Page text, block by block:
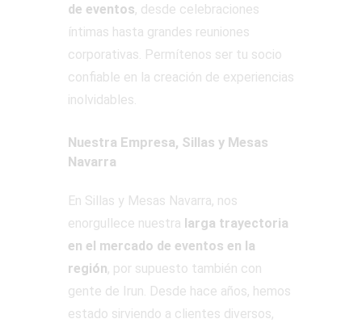
de eventos, desde celebraciones
íntimas hasta grandes reuniones
corporativas. Permítenos ser tu socio
confiable en la creación de experiencias
inolvidables.
Nuestra Empresa, Sillas y Mesas
Navarra
En Sillas y Mesas Navarra, nos
enorgullece nuestra larga trayectoria
en el mercado de eventos en la
región, por supuesto también con
gente de Irun. Desde hace años, hemos
estado sirviendo a clientes diversos,